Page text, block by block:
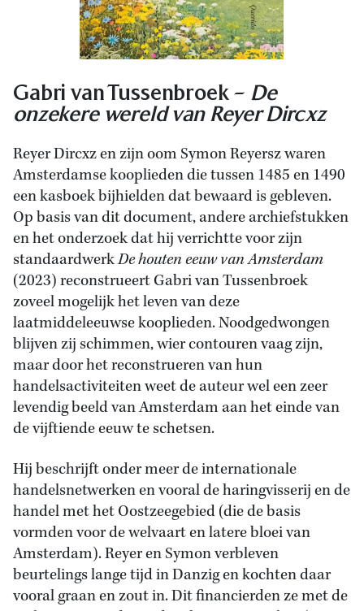
Gabri van Tussenbroek – De
onzekere wereld van Reyer Dircxz
Reyer Dircxz en zijn oom Symon Reyersz waren
Amsterdamse kooplieden die tussen 1485 en 1490
een kasboek bijhielden dat bewaard is gebleven.
Op basis van dit document, andere archiefstukken
en het onderzoek dat hij verrichtte voor zijn
standaardwerkDe houten eeuw van Amsterdam
(2023) reconstrueert Gabri van Tussenbroek
zoveel mogelijk het leven van deze
laatmiddeleeuwse kooplieden. Noodgedwongen
blijven zij schimmen, wier contouren vaag zijn,
maar door het reconstrueren van hun
handelsactiviteiten weet de auteur wel een zeer
levendig beeld van Amsterdam aan het einde van
de vijftiende eeuw te schetsen.
Hij beschrijft onder meer de internationale
handelsnetwerken en vooral de haringvisserij en de
handel met het Oostzeegebied (die de basis
vormden voor de welvaart en latere bloei van
Amsterdam). Reyer en Symon verbleven
beurtelings lange tijd in Danzig en kochten daar
vooral graan en zout in. Dit financierden ze met de